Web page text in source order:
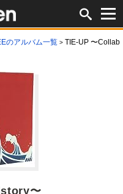
のアルバム一覧
TIE-UP 〜Collab
〜